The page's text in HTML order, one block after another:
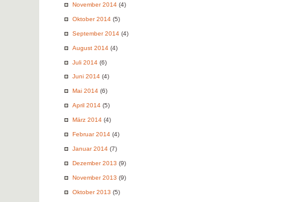
November 2014 (4)
Oktober 2014 (5)
September 2014 (4)
August 2014 (4)
Juli 2014 (6)
Juni 2014 (4)
Mai 2014 (6)
April 2014 (5)
März 2014 (4)
Februar 2014 (4)
Januar 2014 (7)
Dezember 2013 (9)
November 2013 (9)
Oktober 2013 (5)